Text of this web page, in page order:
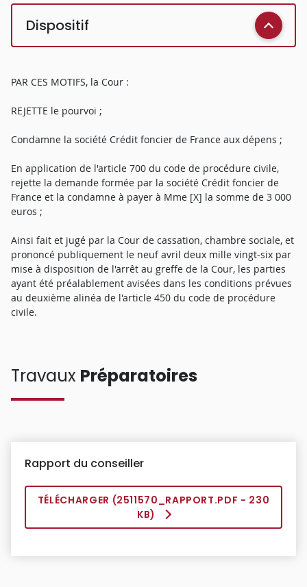
Dispositif
PAR CES MOTIFS, la Cour :
REJETTE le pourvoi ;
Condamne la société Crédit foncier de France aux dépens ;
En application de l'article 700 du code de procédure civile,
rejette la demande formée par la société Crédit foncier de
France et la condamne à payer à Mme [X] la somme de 3 000
euros ;
Ainsi fait et jugé par la Cour de cassation, chambre sociale, et
prononcé publiquement le neuf avril deux mille vingt-six par
mise à disposition de l'arrêt au greffe de la Cour, les parties
ayant été préalablement avisées dans les conditions prévues
au deuxième alinéa de l'article 450 du code de procédure
civile.
Travaux Préparatoires
Rapport du conseiller
TÉLÉCHARGER (2511570_RAPPORT.PDF - 230
KB)